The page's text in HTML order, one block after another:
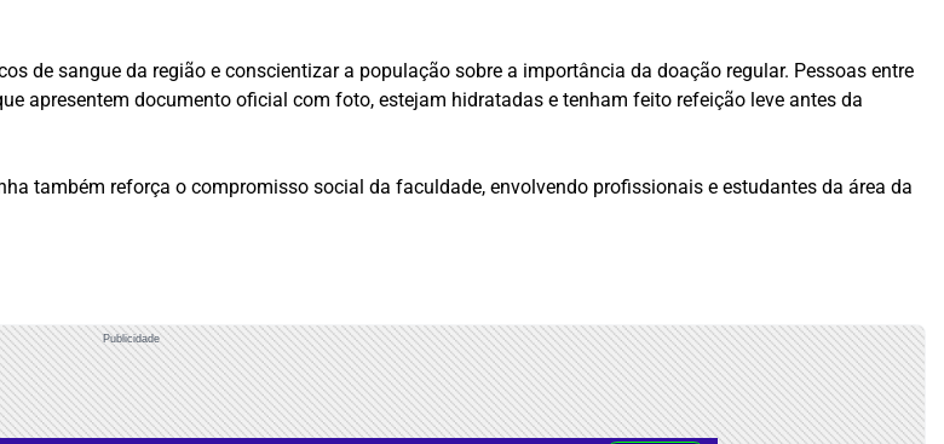
de sangue da região e conscientizar a população sobre a importância da doação regular. Pessoas entre
apresentem documento oficial com foto, estejam hidratadas e tenham feito refeição leve antes da
também reforça o compromisso social da faculdade, envolvendo profissionais e estudantes da área da
Publicidade